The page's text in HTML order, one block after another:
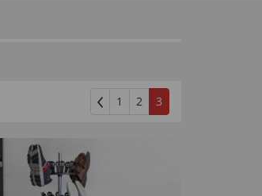
1 2 3